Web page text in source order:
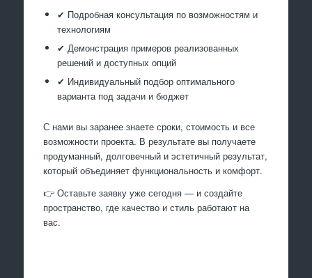
✔ Подробная консультация по возможностям и
технологиям
✔ Демонстрация примеров реализованных
решений и доступных опций
✔ Индивидуальный подбор оптимального
варианта под задачи и бюджет
С нами вы заранее знаете сроки, стоимость и все
возможности проекта. В результате вы получаете
продуманный, долговечный и эстетичный результат,
который объединяет функциональность и комфорт.
👉 Оставьте заявку уже сегодня — и создайте
пространство, где качество и стиль работают на
вас.